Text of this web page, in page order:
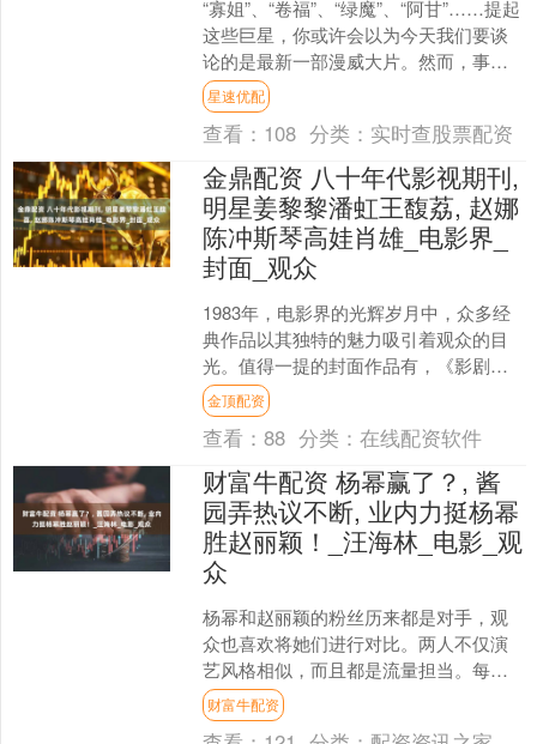
“寡姐”、“卷福”、“绿魔”、“阿甘”……提起
这些巨星，你或许会以为今天我们要谈
论的是最新一部漫威大片。然而，事实
远比漫威电影更加离奇惊人！就连全球
票房女王“寡....
星速优配
查看： 108 分类： 实时查股票配资
金鼎配资 八十年代影视期刊,
明星姜黎黎潘虹王馥荔, 赵娜
陈冲斯琴高娃肖雄_电影界_
封面_观众
1983年，电影界的光辉岁月中，众多经
典作品以其独特的魅力吸引着观众的目
光。值得一提的封面作品有，《影剧艺
术》期刊的1984年3月号引人瞩目，封面
由著名演员吴玉....
金顶配资
查看：88 分类：在线配资软件
财富牛配资 杨幂赢了？, 酱
园弄热议不断, 业内力挺杨幂
胜赵丽颖！_汪海林_电影_观
众
杨幂和赵丽颖的粉丝历来都是对手，观
众也喜欢将她们进行对比。两人不仅演
艺风格相似，而且都是流量担当。每当
她们同台出席活动，总能引发热议，尤
其是她们合作了电影《酱园....
财富牛配资